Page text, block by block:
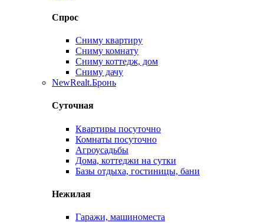
Спрос
Сниму квартиру
Сниму комнату
Сниму коттедж, дом
Сниму дачу
NewRealt.Бронь
Суточная
Квартиры посуточно
Комнаты посуточно
Агроусадьбы
Дома, коттеджи на сутки
Базы отдыха, гостиницы, бани
Нежилая
Гаражи, машиноместа